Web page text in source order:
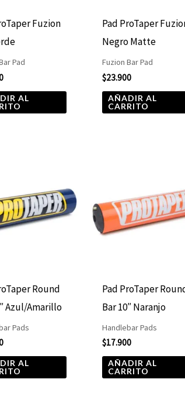
Fuzion
Pad
AL
Pad ProTaper
Negro Matte
Fuzion Bar Pad
$23.900
AÑADIR AL
CARRITO
Round
Azul/Amarillo
Pads
AL
Pad ProTaper
Bar 10″ Naranjo
Handlebar Pads
$17.900
AÑADIR AL
CARRITO